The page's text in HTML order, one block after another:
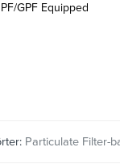
GPF Equipped
Particulate Filter-